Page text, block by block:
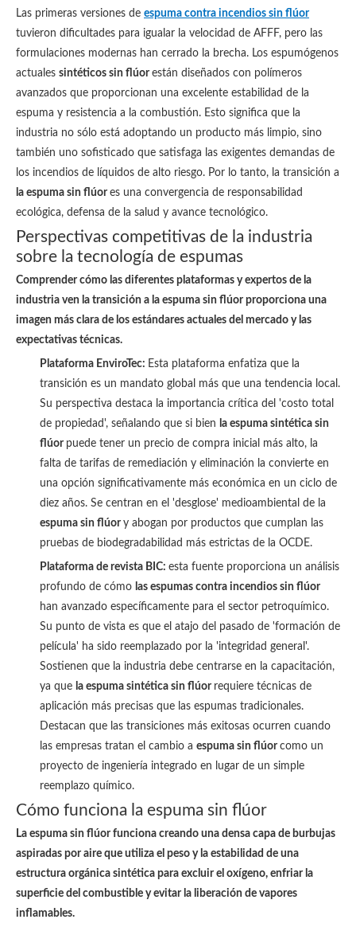
Las primeras versiones de espuma contra incendios sin flúor
tuvieron dificultades para igualar la velocidad de AFFF, pero las
formulaciones modernas han cerrado la brecha. Los espumógenos
actuales sintéticos sin flúorestán diseñados con polímeros
avanzados que proporcionan una excelente estabilidad de la
espuma y resistencia a la combustión. Esto significa que la
industria no sólo está adoptando un producto más limpio, sino
también uno sofisticado que satisfaga las exigentes demandas de
los incendios de líquidos de alto riesgo. Por lo tanto, la transición a
la espuma sin flúores una convergencia de responsabilidad
ecológica, defensa de la salud y avance tecnológico.
Perspectivas competitivas de la industria
sobre la tecnología de espumas
Comprender cómo las diferentes plataformas y expertos de la
industria ven la transición a la espuma sin flúor proporciona una
imagen más clara de los estándares actuales del mercado y las
expectativas técnicas.
Plataforma EnviroTec: Esta plataforma enfatiza que la
transición es un mandato global más que una tendencia local.
Su perspectiva destaca la importancia crítica del 'costo total
de propiedad', señalando que si bien la espuma sintética sin
flúor puede tener un precio de compra inicial más alto, la
falta de tarifas de remediación y eliminación la convierte en
una opción significativamente más económica en un ciclo de
diez años. Se centran en el 'desglose' medioambiental de la
espuma sin flúory abogan por productos que cumplan las
pruebas de biodegradabilidad más estrictas de la OCDE.
Plataforma de revista BIC: esta fuente proporciona un análisis
profundo de cómo las espumas contra incendios sin flúor
han avanzado específicamente para el sector petroquímico.
Su punto de vista es que el atajo del pasado de 'formación de
película' ha sido reemplazado por la 'integridad general'.
Sostienen que la industria debe centrarse en la capacitación,
ya que la espuma sintética sin flúor requiere técnicas de
aplicación más precisas que las espumas tradicionales.
Destacan que las transiciones más exitosas ocurren cuando
las empresas tratan el cambio a espuma sin flúorcomo un
proyecto de ingeniería integrado en lugar de un simple
reemplazo químico.
Cómo funciona la espuma sin flúor
La espuma sin flúor funciona creando una densa capa de burbujas
aspiradas por aire que utiliza el peso y la estabilidad de una
estructura orgánica sintética para excluir el oxígeno, enfriar la
superficie del combustible y evitar la liberación de vapores
inflamables.